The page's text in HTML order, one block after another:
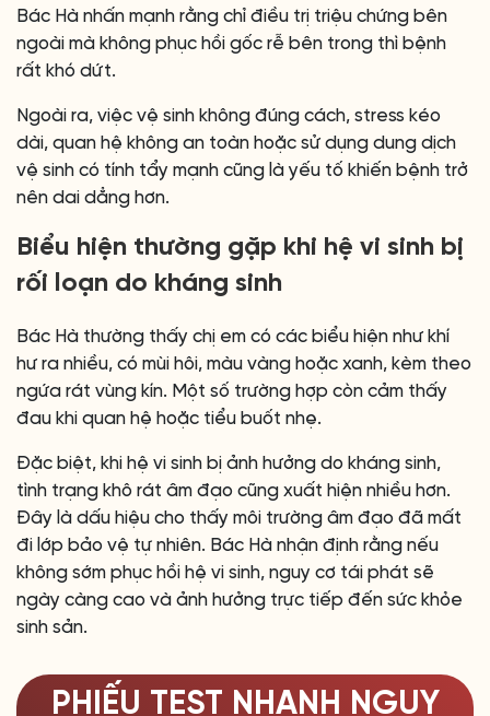
Bác Hà nhấn mạnh rằng chỉ điều trị triệu chứng bên
ngoài mà không phục hồi gốc rễ bên trong thì bệnh
rất khó dứt.
Ngoài ra, việc vệ sinh không đúng cách, stress kéo
dài, quan hệ không an toàn hoặc sử dụng dung dịch
vệ sinh có tính tẩy mạnh cũng là yếu tố khiến bệnh trở
nên dai dẳng hơn.
Biểu hiện thường gặp khi hệ vi sinh bị
rối loạn do kháng sinh
Bác Hà thường thấy chị em có các biểu hiện như khí
hư ra nhiều, có mùi hôi, màu vàng hoặc xanh, kèm theo
ngứa rát vùng kín. Một số trường hợp còn cảm thấy
đau khi quan hệ hoặc tiểu buốt nhẹ.
Đặc biệt, khi hệ vi sinh bị ảnh hưởng do kháng sinh,
tình trạng khô rát âm đạo cũng xuất hiện nhiều hơn.
Đây là dấu hiệu cho thấy môi trường âm đạo đã mất
đi lớp bảo vệ tự nhiên. Bác Hà nhận định rằng nếu
không sớm phục hồi hệ vi sinh, nguy cơ tái phát sẽ
ngày càng cao và ảnh hưởng trực tiếp đến sức khỏe
sinh sản.
PHIẾU TEST NHANH NGUY